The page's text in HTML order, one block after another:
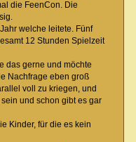
die FeenCon. Die
welche leitete. Fünf
12 Stunden Spielzeit
das gerne und möchte
Nachfrage eben groß
voll zu kriegen, und
und schon gibt es gar
Kinder, für die es kein